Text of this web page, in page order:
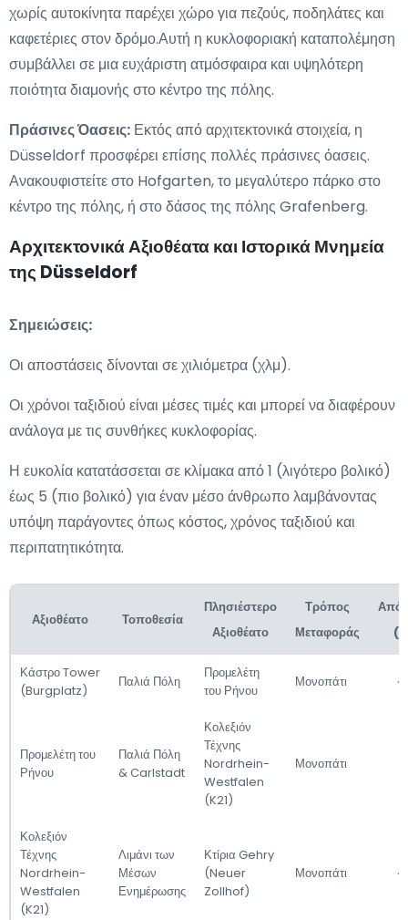
χωρίς αυτοκίνητα παρέχει χώρο για πεζούς, ποδηλάτες και
καφετέριες στον δρόμο.Αυτή η κυκλοφοριακή καταπολέμηση
συμβάλλει σε μια ευχάριστη ατμόσφαιρα και υψηλότερη
ποιότητα διαμονής στο κέντρο της πόλης.
Πράσινες Όασεις: Εκτός από αρχιτεκτονικά στοιχεία, η
Düsseldorf προσφέρει επίσης πολλές πράσινες όασεις.
Ανακουφιστείτε στο Hofgarten, το μεγαλύτερο πάρκο στο
κέντρο της πόλης, ή στο δάσος της πόλης Grafenberg.
Αρχιτεκτονικά Αξιοθέατα και Ιστορικά Μνημεία
της Düsseldorf
Σημειώσεις:
Οι αποστάσεις δίνονται σε χιλιόμετρα (χλμ).
Οι χρόνοι ταξιδιού είναι μέσες τιμές και μπορεί να διαφέρουν
ανάλογα με τις συνθήκες κυκλοφορίας.
Η ευκολία κατατάσσεται σε κλίμακα από 1 (λιγότερο βολικό)
έως 5 (πιο βολικό) για έναν μέσο άνθρωπο λαμβάνοντας
υπόψη παράγοντες όπως κόστος, χρόνος ταξιδιού και
περιπατητικότητα.
Αξιοθέατο Τοποθεσία
Πλησιέστερο
Αξιοθέατο
Τρόπος
Μεταφοράς
Κάστρο Tower
(Burgplatz)
Παλιά Πόλη
Προμελέτη
του Ρήνου
Μονοπάτι
Προμελέτη του
Ρήνου
Παλιά Πόλη
& Carlstadt
Κολεξιόν
Τέχνης
Nordrhein-
Westfalen
(K21)
Μονοπάτι
Κολεξιόν
Τέχνης
Nordrhein-
Westfalen
(K21)
Λιμάνι των
Μέσων
Ενημέρωσης
Κτίρια Gehry
(Neuer
Zollhof)
Μονοπάτι